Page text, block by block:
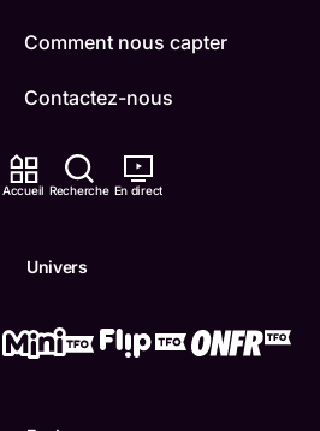
Accueil Recherche En direct
Univers
Comment nous capter
Contactez-nous
ONFR
Boukili